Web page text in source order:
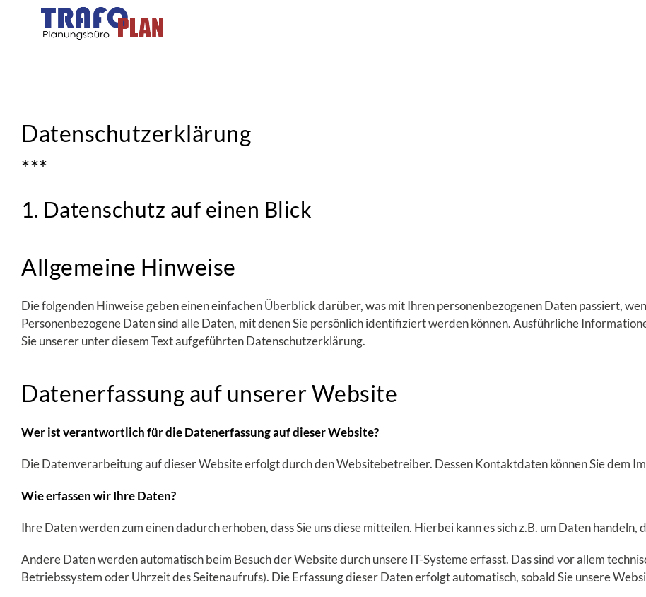
Datenschutzerklärung
***
1. Datenschutz auf einen Blick
Allgemeine Hinweise
Die folgenden Hinweise geben einen einfachen Überblick darüber, was mit Ihren personenbezogenen Daten passiert,
Personenbezogene Daten sind alle Daten, mit denen Sie persönlich identifiziert werden können. Ausführliche
Sie unserer unter diesem Text aufgeführten Datenschutzerklärung.
Datenerfassung auf unserer Website
Wer ist verantwortlich für die Datenerfassung auf dieser Website?
Die Datenverarbeitung auf dieser Website erfolgt durch den Websitebetreiber. Dessen Kontaktdaten können Sie dem
Wie erfassen wir Ihre Daten?
Ihre Daten werden zum einen dadurch erhoben, dass Sie uns diese mitteilen. Hierbei kann es sich z.B. um Daten
Andere Daten werden automatisch beim Besuch der Website durch unsere IT-Systeme erfasst. Das sind vor allem
Betriebssystem oder Uhrzeit des Seitenaufrufs). Die Erfassung dieser Daten erfolgt automatisch, sobald Sie unsere